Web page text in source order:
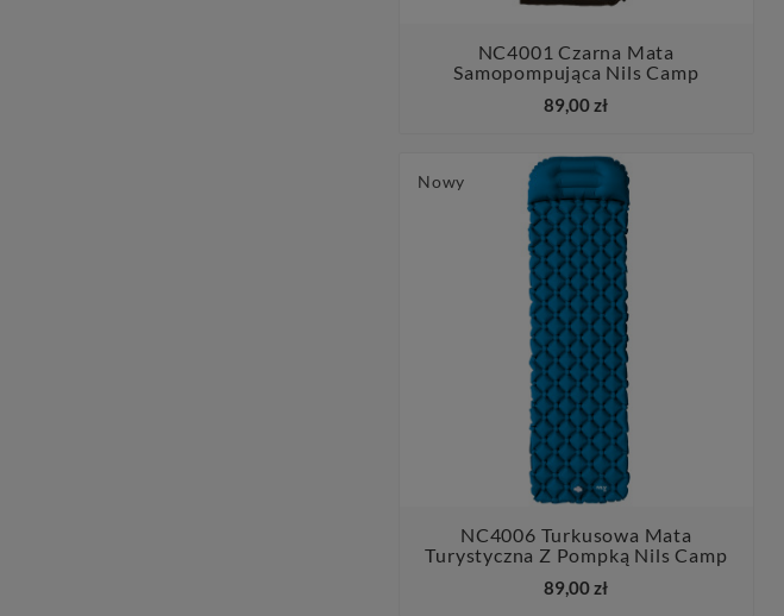
 
NC4001 Czarna Mata
Samopompująca Nils Camp
89,00 zł
Nowy
 
NC4006 Turkusowa Mata
Turystyczna Z Pompką Nils Camp
89,00 zł